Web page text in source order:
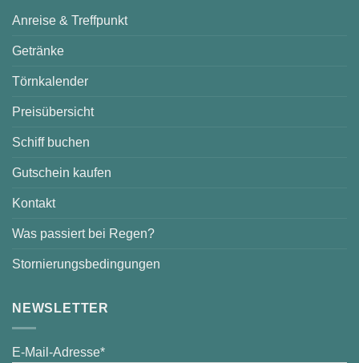
Anreise & Treffpunkt
Getränke
Törnkalender
Preisübersicht
Schiff buchen
Gutschein kaufen
Kontakt
Was passiert bei Regen?
Stornierungsbedingungen
NEWSLETTER
E-Mail-Adresse*